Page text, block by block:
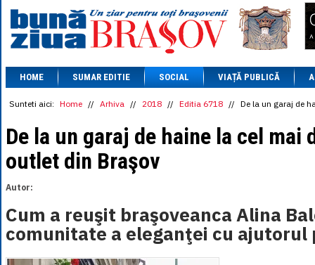
1 XAU= 464.4611
1 AED= 1.1933
1 AUD= 2.7957
1 BGN= 2.5449
1 CAD= 3.1559
1 CHF= 5.2813
1 CNY= 0.6015
1 DKK = 0.6668
1 EGP
= 0.0860
1 MXN = 0.2227
1 NOK = 0.4191
1 NZD = 2.6097
HOME SUMAR EDITIE SOCIAL VIAȚĂ PUBLICĂ
Sunteti aici: Home // Arhiva // 2018 // Editia 6718 // De la un garaj de
De la un garaj de haine la cel mai
outlet din Braşov
Autor:
Cum a reuşit braşoveanca Alina
comunitate a eleganţei cu ajutorul